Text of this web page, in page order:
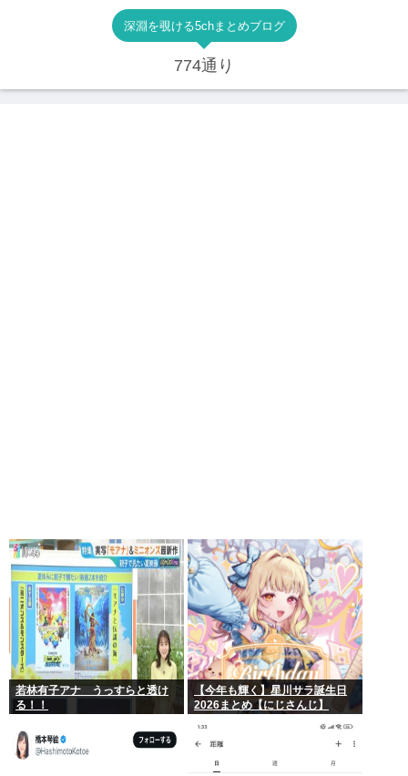
深淵を覗ける5chまとめブログ
774通り
若林有子アナ うっすらと透け
る！！
【今年も輝く】星川サラ誕生日
2026まとめ【にじさんじ】